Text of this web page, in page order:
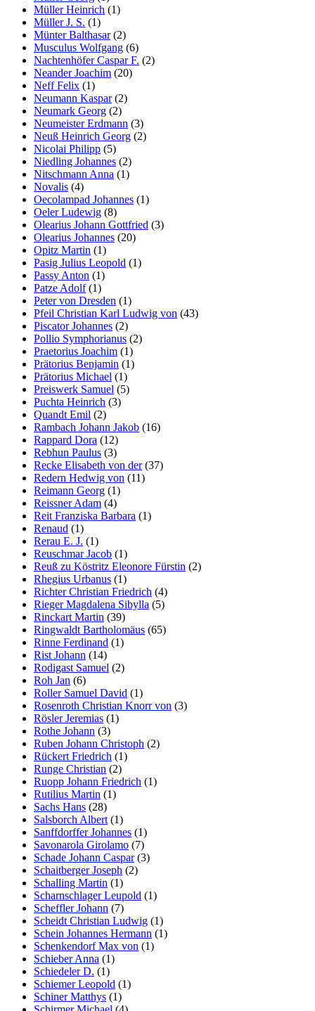
Müller Heinrich (1)
Müller J. S. (1)
Münter Balthasar(2)
Musculus Wolfgang (6)
Nachtenhöfer Caspar F. (2)
Neander Joachim (20)
Neff Felix (1)
Neumann Kaspar(2)
Neumark Georg (2)
Neumeister Erdmann (3)
Neuß Heinrich Georg (2)
Nicolai Philipp (5)
Niedling Johannes (2)
Nitschmann Anna (1)
Novalis (4)
Oecolampad Johannes (1)
Oeler Ludewig (8)
Olearius Johann Gottfried (3)
Olearius Johannes (20)
Opitz Martin (1)
Pasig Julius Leopold (1)
Passy Anton (1)
Patze Adolf(1)
Peter von Dresden (1)
Pfeil Christian Karl Ludwig von (43)
Piscator Johannes (2)
Pollio Symphorianus (2)
Praetorius Joachim (1)
Prätorius Benjamin (1)
Prätorius Michael (1)
Preiswerk Samuel (5)
Puchta Heinrich (3)
Quandt Emil (2)
Rambach Johann Jakob (16)
Rappard Dora (12)
Rebhun Paulus (3)
Recke Elisabeth von der(37)
Redern Hedwig von (11)
Reimann Georg (1)
Reissner Adam (4)
Reit Franziska Barbara (1)
Renaud (1)
Rerau E. J. (1)
Reuschmar Jacob (1)
Reuß zu Köstritz Eleonore Fürstin (2)
Rhegius Urbanus (1)
Richter Christian Friedrich (4)
Rieger Magdalena Sibylla (5)
Rinckart Martin (39)
Ringwaldt Bartholomäus (65)
Rinne Ferdinand (1)
Rist Johann (14)
Rodigast Samuel (2)
Roh Jan (6)
Roller Samuel David (1)
Rosenroth Christian Knorr von (3)
Rösler Jeremias (1)
Rothe Johann (3)
Ruben Johann Christoph (2)
Rückert Friedrich (1)
Runge Christian (2)
Ruopp Johann Friedrich (1)
Rutilius Martin (1)
Sachs Hans (28)
Salsborch Albert (1)
Sanffdorffer Johannes (1)
Savonarola Girolamo (7)
Schade Johann Caspar(3)
Schaitberger Joseph (2)
Schalling Martin (1)
Scharnschlager Leupold (1)
Scheffler Johann (7)
Scheidt Christian Ludwig (1)
Schein Johannes Hermann (1)
Schenkendorf Max von (1)
Schieber Anna (1)
Schiedeler D. (1)
Schiemer Leopold (1)
Schiner Matthys (1)